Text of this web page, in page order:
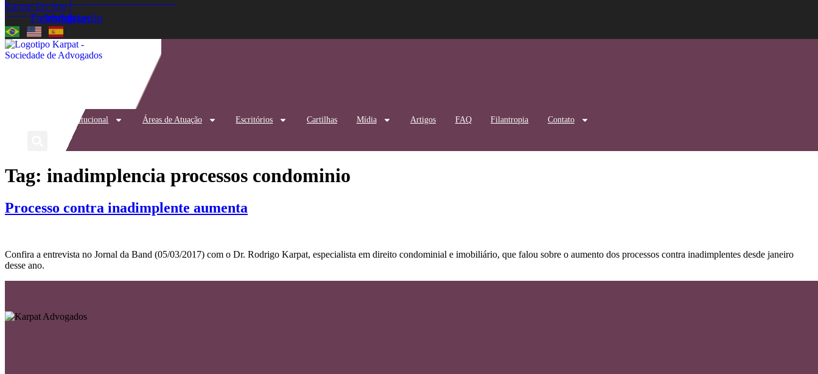
Karpat On-line
Facebook
Instagram
Linkedin
Institucional Áreas de Atuação Escritórios Cartilhas Mídia Artigos FAQ Filantropia Contato
Tag: inadimplencia processos condominio
Processo contra inadimplente aumenta
Confira a entrevista no Jornal da Band (05/03/2017) com o Dr. Rodrigo Karpat, especialista em direito condominial e imobiliário, que falou sobre o aumento dos processos contra inadimplentes desde janeiro
desse ano.